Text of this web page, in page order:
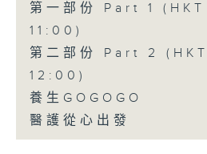
第一部份 Part 1
11:00)
第二部份 Part 2
12:00)
養生GOGOGO
醫護從心出發